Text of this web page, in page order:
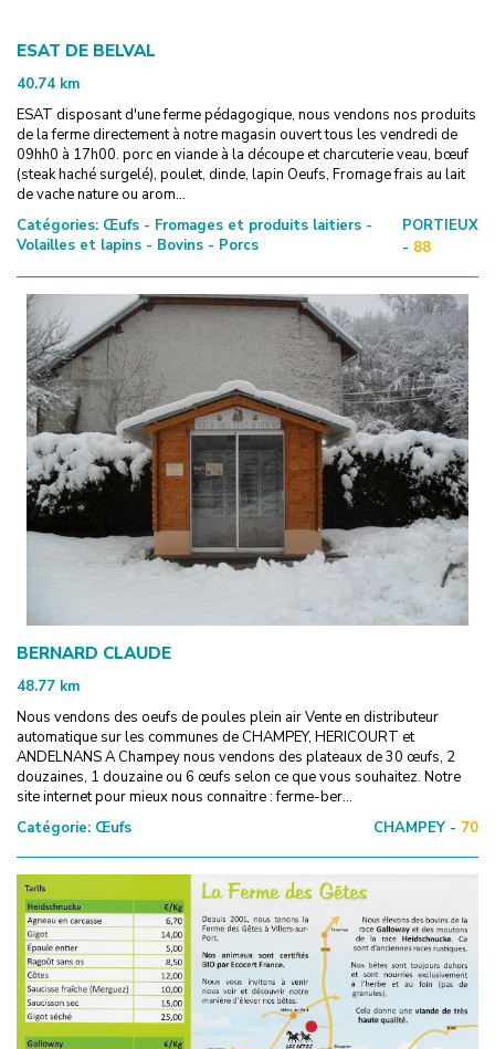
ESAT DE BELVAL
40.74 km
ESAT disposant d'une ferme pédagogique, nous vendons nos produits
de la ferme directement à notre magasin ouvert tous les vendredi de
09hh0 à 17h00. porc en viande à la découpe et charcuterie veau, bœuf
(steak haché surgelé), poulet, dinde, lapin Oeufs, Fromage frais au lait
de vache nature ou arom...
Catégories: Œufs - Fromages et produits laitiers -
Volailles et lapins - Bovins - Porcs
PORTIEUX
- 88
BERNARD CLAUDE
48.77 km
Nous vendons des oeufs de poules plein air Vente en distributeur
automatique sur les communes de CHAMPEY, HERICOURT et
ANDELNANS A Champey nous vendons des plateaux de 30 œufs, 2
douzaines, 1 douzaine ou 6 œufs selon ce que vous souhaitez. Notre
site internet pour mieux nous connaitre : ferme-ber...
Catégorie: Œufs CHAMPEY - 70